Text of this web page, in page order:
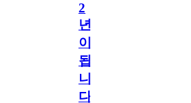
2
년
이
됩
니
다.